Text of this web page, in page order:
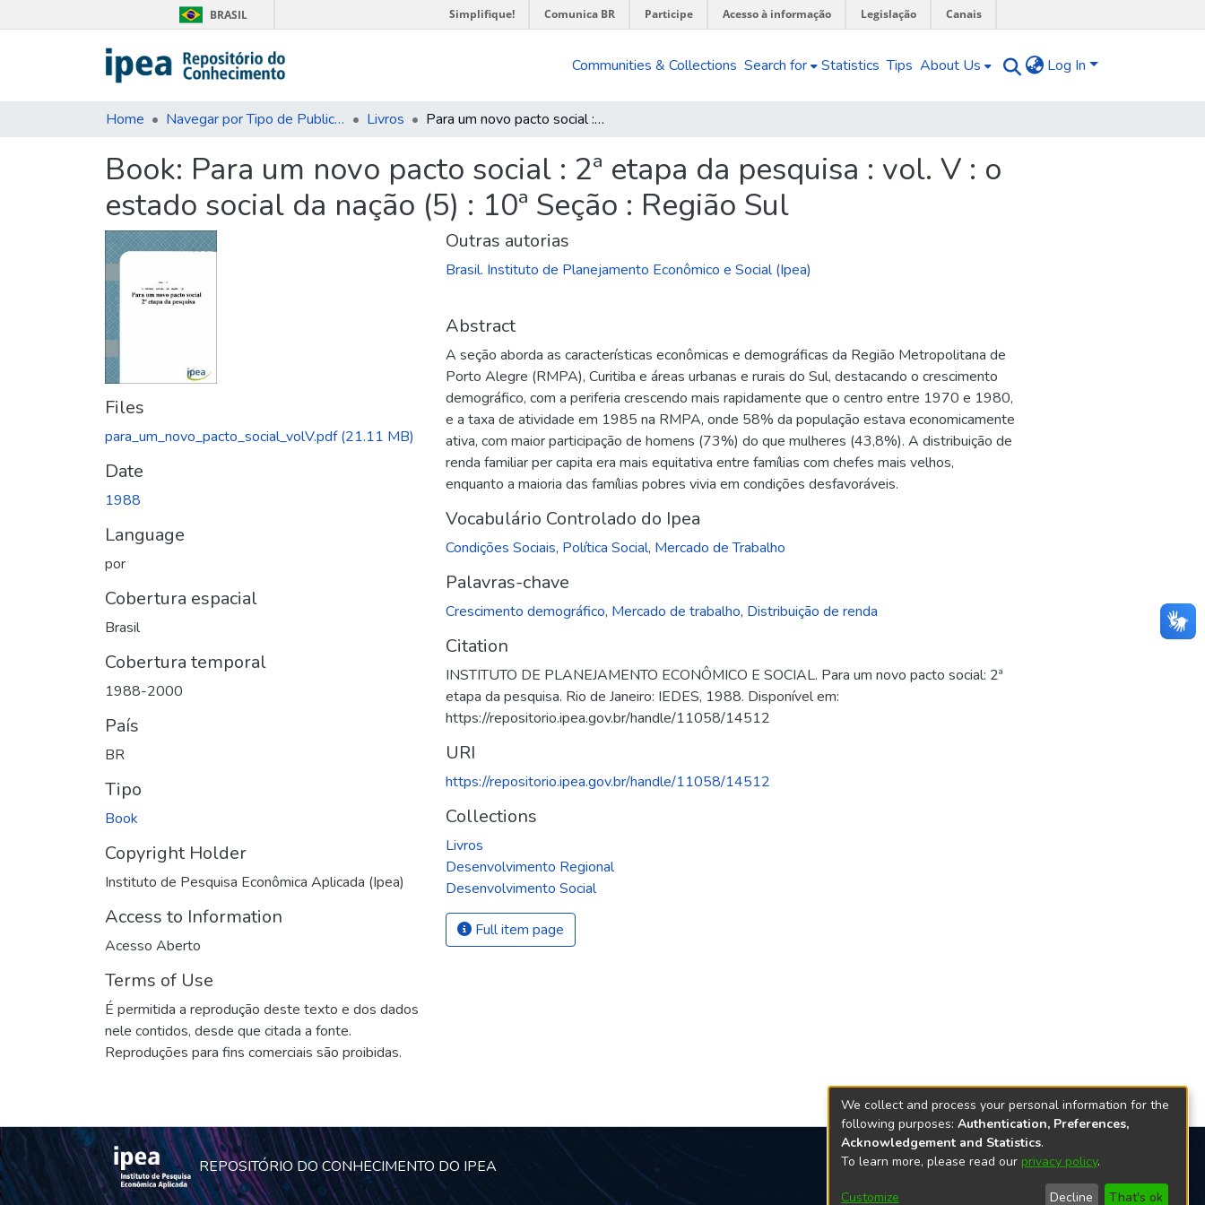
BRASIL Simplifique! Comunica BR Participe Acesso à informação Legislação Canais
Communities & Collections Search for Statistics Tips About Us Log In
Home Navegar por Tipo de Publicação Livros Para um novo pacto social : 2ª etapa da pesquisa : vol. V : o estado social da nação (5) : 10ª Seção : Região Sul
Book: Para um novo pacto social : 2ª etapa da pesquisa : vol. V : o
estado social da nação (5) : 10ª Seção : Região Sul
Files
para_um_novo_pacto_social_volV.pdf(21.11 MB)
Date
1988
Language
por
Cobertura espacial
Brasil
Cobertura temporal
1988-2000
País
BR
Tipo
Book
Copyright Holder
Instituto de Pesquisa Econômica Aplicada (Ipea)
Access to Information
Acesso Aberto
Terms of Use
É permitida a reprodução deste texto e dos dados
nele contidos, desde que citada a fonte.
Reproduções para fins comerciais são proibidas.
Outras autorias
Brasil. Instituto de Planejamento Econômico e Social (Ipea)
Abstract
A seção aborda as características econômicas e demográficas da Região Metropolitana de
Porto Alegre (RMPA), Curitiba e áreas urbanas e rurais do Sul, destacando o crescimento
demográfico, com a periferia crescendo mais rapidamente que o centro entre 1970 e 1980,
e a taxa de atividade em 1985 na RMPA, onde 58% da população estava economicamente
ativa, com maior participação de homens (73%) do que mulheres (43,8%). A distribuição de
renda familiar per capita era mais equitativa entre famílias com chefes mais velhos,
enquanto a maioria das famílias pobres vivia em condições desfavoráveis.
Vocabulário Controlado do Ipea
Condições Sociais, Política Social, Mercado de Trabalho
Palavras-chave
Crescimento demográfico, Mercado de trabalho, Distribuição de renda
Citation
INSTITUTO DE PLANEJAMENTO ECONÔMICO E SOCIAL. Para um novo pacto social: 2ª
etapa da pesquisa. Rio de Janeiro: IEDES, 1988. Disponível em:
https://repositorio.ipea.gov.br/handle/11058/14512
URI
https://repositorio.ipea.gov.br/handle/11058/14512
Collections
Livros
Desenvolvimento Regional
Desenvolvimento Social
Full item page
REPOSITÓRIO DO CONHECIMENTO DO IPEA
Redes sociais
We collect and process your personal information for the
following purposes: Authentication, Preferences,
Acknowledgement and Statistics.
To learn more, please read our privacy policy.
Customize Decline That's ok